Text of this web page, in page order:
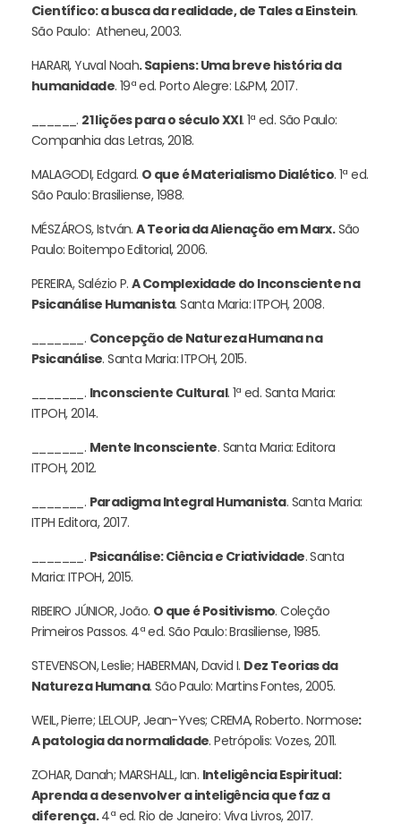
Científico: a busca da realidade, de Tales a Einstein.
São Paulo: Atheneu, 2003.
HARARI, Yuval Noah. Sapiens: Uma breve história da
humanidade. 19ª ed. Porto Alegre: L&PM, 2017.
______. 21 lições para o século XXI. 1ª ed. São Paulo:
Companhia das Letras, 2018.
MALAGODI, Edgard. O que é Materialismo Dialético. 1ª ed.
São Paulo: Brasiliense, 1988.
MÉSZÁROS, István.A Teoria da Alienação em Marx.São
Paulo: Boitempo Editorial, 2006.
PEREIRA, Salézio P. A Complexidade do Inconsciente na
Psicanálise Humanista. Santa Maria: ITPOH, 2008.
_______. Concepção de Natureza Humana na
Psicanálise. Santa Maria: ITPOH, 2015.
_______. Inconsciente Cultural. 1ª ed. Santa Maria:
ITPOH, 2014.
_______. Mente Inconsciente. Santa Maria: Editora
ITPOH, 2012.
_______. Paradigma Integral Humanista. Santa Maria:
ITPH Editora, 2017.
_______. Psicanálise: Ciência e Criatividade. Santa
Maria: ITPOH, 2015.
RIBEIRO JÚNIOR, João. O que é Positivismo. Coleção
Primeiros Passos. 4ª ed. São Paulo: Brasiliense, 1985.
STEVENSON, Leslie; HABERMAN, David I. Dez Teorias da
Natureza Humana. São Paulo: Martins Fontes, 2005.
WEIL, Pierre; LELOUP, Jean-Yves; CREMA, Roberto. Normose:
A patologia da normalidade. Petrópolis: Vozes, 2011.
ZOHAR, Danah; MARSHALL, Ian. Inteligência Espiritual:
Aprenda a desenvolver a inteligência que faz a
diferença.4ª ed. Rio de Janeiro: Viva Livros, 2017.